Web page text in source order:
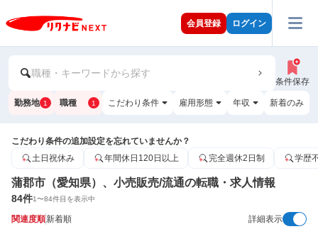
会員登録 ログイン
職種・キーワードから探す
条件保存
勤務地 1 職種 1 こだわり条件 雇用形態 年収 新着のみ
こだわり条件の追加設定を忘れていませんか？
土日祝休み
年間休日120日以上 完全週休2日制 学歴
蒲郡市（愛知県）、小売販売/流通の転職・求人情報
84件1〜84件目を表示中
関連度順新着順 詳細表示